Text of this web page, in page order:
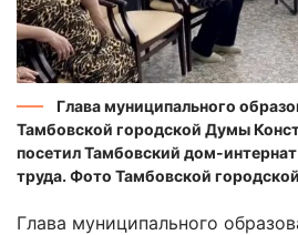
Глава муниципального
Тамбовской городской Думы
посетил Тамбовский дом-
труда. Фото Тамбовской
Глава муниципального